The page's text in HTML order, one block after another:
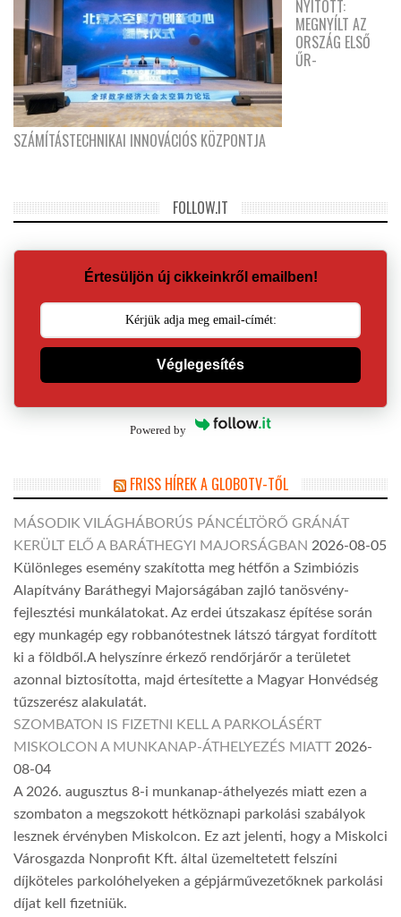
NYITOTT:
MEGNYÍLT AZ
ORSZÁG ELSŐ
ŰR-
SZÁMÍTÁSTECHNIKAI INNOVÁCIÓS KÖZPONTJA
FOLLOW.IT
Értesüljön új cikkeinkről emailben!
Véglegesítés
Powered by
FRISS HÍREK A GLOBOTV-TŐL
MÁSODIK VILÁGHÁBORÚS PÁNCÉLTÖRŐ GRÁNÁT
KERÜLT ELŐ A BARÁTHEGYI MAJORSÁGBAN 2026-08-05
Különleges esemény szakította meg hétfőn a Szimbiózis
Alapítvány Baráthegyi Majorságában zajló tanösvény-
fejlesztési munkálatokat. Az erdei útszakasz építése során
egy munkagép egy robbanótestnek látszó tárgyat fordított
ki a földből.A helyszínre érkező rendőrjárőr a területet
azonnal biztosította, majd értesítette a Magyar Honvédség
tűzszerész alakulatát.
SZOMBATON IS FIZETNI KELL A PARKOLÁSÉRT
MISKOLCON A MUNKANAP-ÁTHELYEZÉS MIATT 2026-
08-04
A 2026. augusztus 8-i munkanap-áthelyezés miatt ezen a
szombaton a megszokott hétköznapi parkolási szabályok
lesznek érvényben Miskolcon. Ez azt jelenti, hogy a Miskolci
Városgazda Nonprofit Kft. által üzemeltetett felszíni
díjköteles parkolóhelyeken a gépjárművezetőknek parkolási
díjat kell fizetniük.